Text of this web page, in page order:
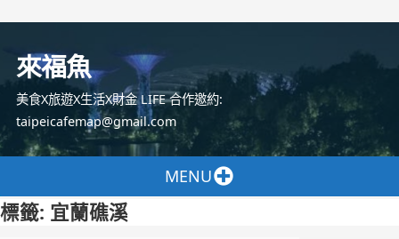
容
來福魚
美食X旅遊X生活X財金 LIFE 合作邀約:
taipeicafemap@gmail.com
MENU
標籤: 宜蘭礁溪